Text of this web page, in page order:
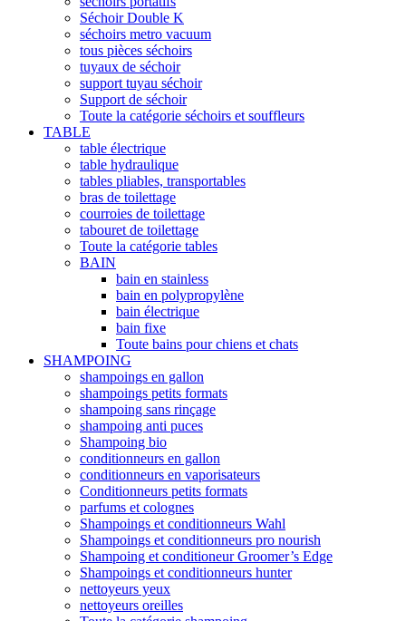
Séchoir Double K
séchoirs metro vacuum
tous pièces séchoirs
tuyaux de séchoir
support tuyau séchoir
Support de séchoir
Toute la catégorie séchoirs et souffleurs
TABLE
table électrique
table hydraulique
tables pliables, transportables
bras de toilettage
courroies de toilettage
tabouret de toilettage
Toute la catégorie tables
BAIN
bain en stainless
bain en polypropylène
bain électrique
bain fixe
Toute bains pour chiens et chats
SHAMPOING
shampoings en gallon
shampoings petits formats
shampoing sans rinçage
shampoing anti puces
Shampoing bio
conditionneurs en gallon
conditionneurs en vaporisateurs
Conditionneurs petits formats
parfums et colognes
Shampoings et conditionneurs Wahl
Shampoings et conditionneurs pro nourish
Shampoing et conditioneur Groomer’s Edge
Shampoings et conditionneurs hunter
nettoyeurs yeux
nettoyeurs oreilles